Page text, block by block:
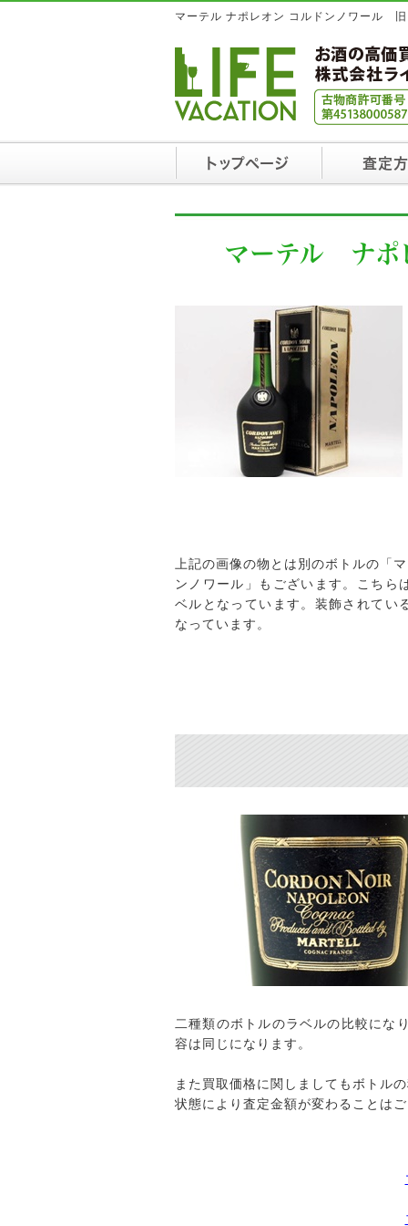
マーテル ナポレオン コルドンノワール
トップページ 査定
マーテル ナポ
上記の画像の物とは別のボトルの「
ンノワール」もございます。こちら
ベルとなっています。装飾されてい
なっています。
二種類のボトルのラベルの比較にな
容は同じになります。
また買取価格に関しましてもボトル
状態により査定金額が変わることは